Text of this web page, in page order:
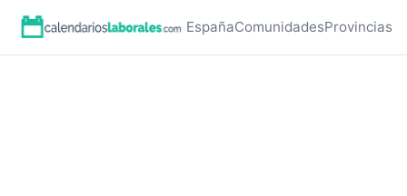
EspañaComunidadesProvincias